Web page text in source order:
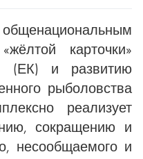
карточки»
(ЕК) и развитию
рыболовства
реализует
сокращению и
несообщаемого и